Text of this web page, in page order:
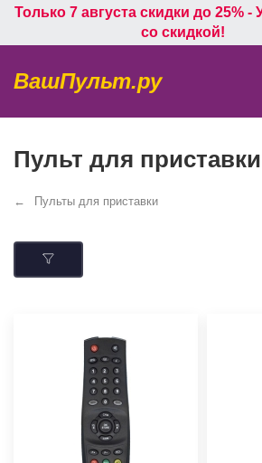
Только 7 августа скидки до 25% -
со скидкой!
ВашПульт.ру
Пульт для
Пульты для приставки